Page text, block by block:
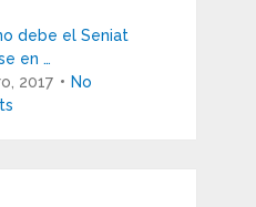
debe el Seniat
en …
2017
No